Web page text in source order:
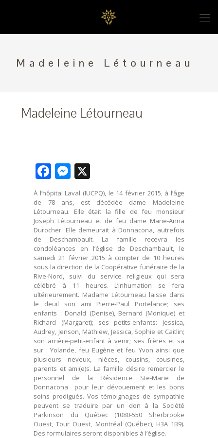
Madeleine Létourneau
Madeleine Létourneau
Facebook
Messenger
À l’hôpital Laval (IUCPQ), le 14 février 2015, à l’âge
de 78 ans, est décédée dame Madeleine
Létourneau. Elle était la fille de feu monsieur
Joseph Létourneau et de feu dame Marie-Anna
Durocher. Elle demeurait à Donnacona, autrefois
de Deschambault. La famille recevra les
condoléances en l’église de Deschambault, le
samedi 21 février 2015 à compter de 10 heures
sous la direction de la Coopérative funéraire de la
Rive-Nord, suivi du service religieux qui sera
célébré à 11 heures. L’inhumation se fera
ultérieurement. Madame Létourneau laisse dans
le deuil son ami Pierre-Paul Portelance; ses
enfants : Donald (Denise), Bernard (Monique) et
Richard (Margaret); ses petits-enfants: Jessica,
Audrey, Jenson, Mathiew, Jessica, Sophie et Caitlin;
son arrière-petit-enfant à venir; ses frères et sa
sur : Yolande, feu Eugène et feu Yvon ainsi que
plusieurs neveux, nièces, cousins, cousines,
parents et ami(e)s. La famille désire remercier le
personnel de la Résidence Ste-Marie de
Donnacona pour leur dévouement et les bons
soins prodigués. Vos témoignages de sympathie
peuvent se traduire par un don à la Société
Parkinson du Québec (1080-550 Sherbrooke
Ouest, Tour Ouest, Montréal (Québec), H3A 1B9).
Des formulaires seront disponibles à l’église.